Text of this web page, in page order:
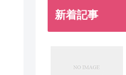
新着記事